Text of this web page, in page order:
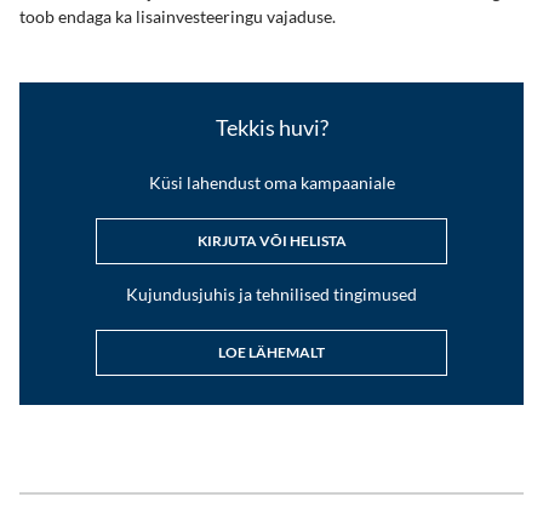
toob endaga ka lisainvesteeringu vajaduse.
Tekkis huvi?
Küsi lahendust oma kampaaniale
KIRJUTA VÕI HELISTA
Kujundusjuhis ja tehnilised tingimused
LOE LÄHEMALT